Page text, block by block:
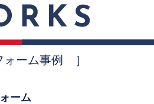
ォーム事例 ］
ーム